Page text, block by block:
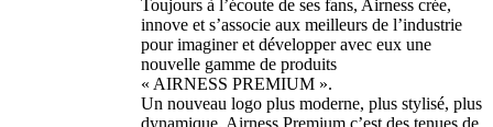
Toujours à l’écoute de ses fans, Airness crée,
innove et s’associe aux meilleurs de l’industrie
pour imaginer et développer avec eux une
nouvelle gamme de produits
« AIRNESS PREMIUM ».
Un nouveau logo plus moderne, plus stylisé, plus
dynamique, Airness Premium c’est des tenues de